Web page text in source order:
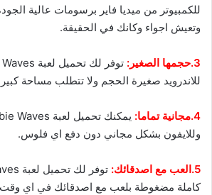
للكمبيوتر من ميديا فاير برسومات عالية
وتعيش اجواء وكانك في الحقيقة.
3.حجمها الصغير:
للاندرويد صغيرة الحجم ولا تتطلب مساحة
4.مجانية تماما:
وللايفون بشكل مجاني دون دفع اي فلوس.
5.العب مع اصدقائك:
كاملة مضغوطة بلعب مع اصدقائك في اي